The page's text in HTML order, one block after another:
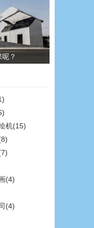
？
机(15)
(4)
(4)